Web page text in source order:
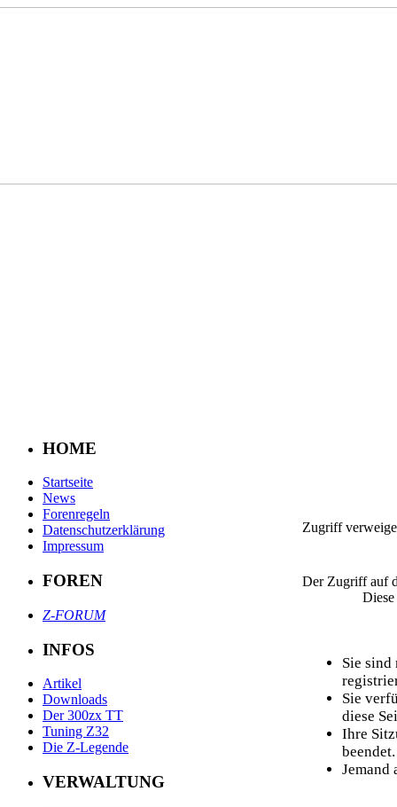
HOME
Startseite
News
Forenregeln
Datenschutzerklärung
Impressum
FOREN
Z-FORUM
INFOS
Artikel
Downloads
Der 300zx TT
Tuning Z32
Die Z-Legende
VERWALTUNG
Zugriff
Der Zugriff auf
Sie
Sie
diese
Ihre
beendet.
Jemand